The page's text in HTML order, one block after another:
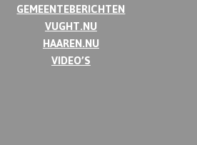
GEMEENTEBERICHTEN
VUGHT.NU
HAAREN.NU
VIDEO’S